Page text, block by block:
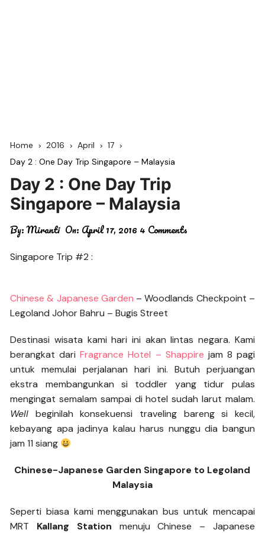
Home 2016 April
17
Day 2 : One Day Trip Singapore – Malaysia
Day 2 : One Day Trip
Singapore – Malaysia
By:Miranti On: April 17, 20164 Comments
Singapore Trip #2 :
Chinese & Japanese Garden – Woodlands Checkpoint –
Legoland Johor Bahru – Bugis Street
Destinasi wisata kami hari ini akan lintas negara. Kami
berangkat dariFragrance Hotel – Shappire jam 8 pagi
untuk memulai perjalanan hari ini. Butuh perjuangan
ekstra membangunkan si toddler yang tidur pulas
mengingat semalam sampai di hotel sudah larut malam.
Well beginilah konsekuensi traveling bareng si kecil,
kebayang apa jadinya kalau harus nunggu dia bangun
jam 11 siang
Chinese-Japanese Garden Singapore to Legoland
Malaysia
Seperti biasa kami menggunakan bus untuk mencapai
MRT Kallang Station menuju Chinese – Japanese